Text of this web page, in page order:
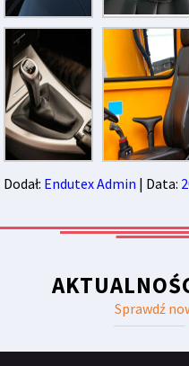
Dodał: Endutex Admin | Data:
Sprawdź